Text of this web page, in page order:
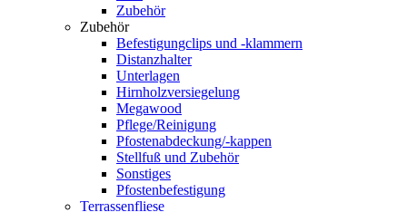
Zubehör
Zubehör
Befestigungclips und -klammern
Distanzhalter
Unterlagen
Hirnholzversiegelung
Megawood
Pflege/Reinigung
Pfostenabdeckung/-kappen
Stellfuß und Zubehör
Sonstiges
Pfostenbefestigung
Terrassenfliese